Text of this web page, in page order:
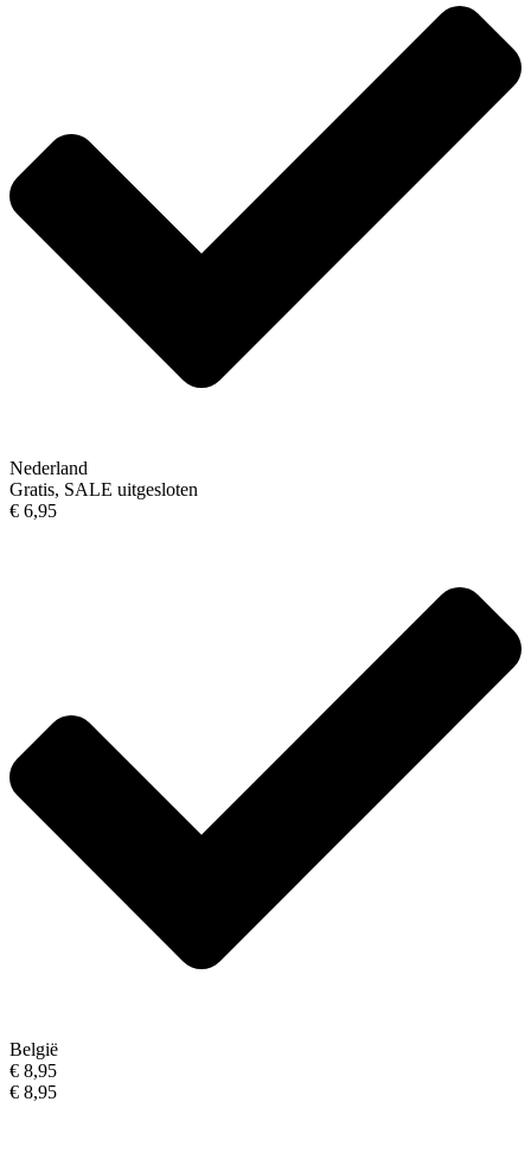
Nederland
Gratis, SALE uitgesloten
€ 6,95
België
€ 8,95
€ 8,95